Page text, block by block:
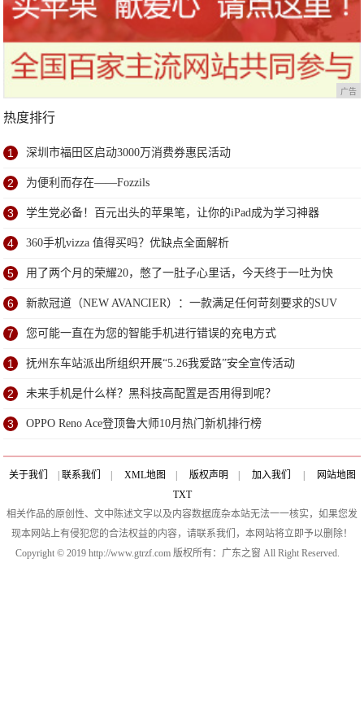
广告
热度排行
1 深圳市福田区启动3000万消费券惠民活动
2 为便利而存在——Fozzils
3 学生党必备！百元出头的苹果笔，让你的iPad成为学习神器
4 360手机vizza 值得买吗？优缺点全面解析
5 用了两个月的荣耀20，憋了一肚子心里话，今天终于一吐为快
6 新款冠道（NEW AVANCIER）：一款满足任何苛刻要求的SUV
7 您可能一直在为您的智能手机进行错误的充电方式
1 抚州东车站派出所组织开展“5.26我爱路”安全宣传活动
2 未来手机是什么样？黑科技高配置是否用得到呢？
3 OPPO Reno Ace登顶鲁大师10月热门新机排行榜
关于我们 联系我们 XML地图 版权声明 加入我们
网站地图
TXT
相关作品的原创性、文中陈述文字以及内容数据庞杂本站无法一一核实，如果您发
现本网站上有侵犯您的合法权益的内容，请联系我们，本网站将立即予以删除！
Copyright © 2019 http://www.gtrzf.com 版权所有：广东之窗 All Right Reserved.